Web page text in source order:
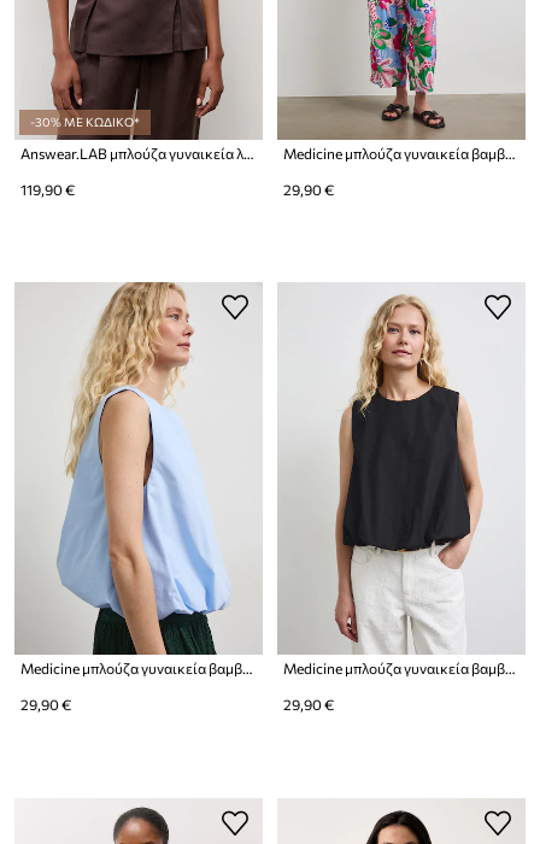
-30% ΜΕ ΚΩΔΙΚΟ*
Answear.LAB μπλούζα γυναικεία λινή
119,90 €
Medicine μπλούζα γυναικεία βαμβακερή
29,90 €
Medicine μπλούζα γυναικεία βαμβακερή
29,90 €
Medicine μπλούζα γυναικεία βαμβακερή
29,90 €